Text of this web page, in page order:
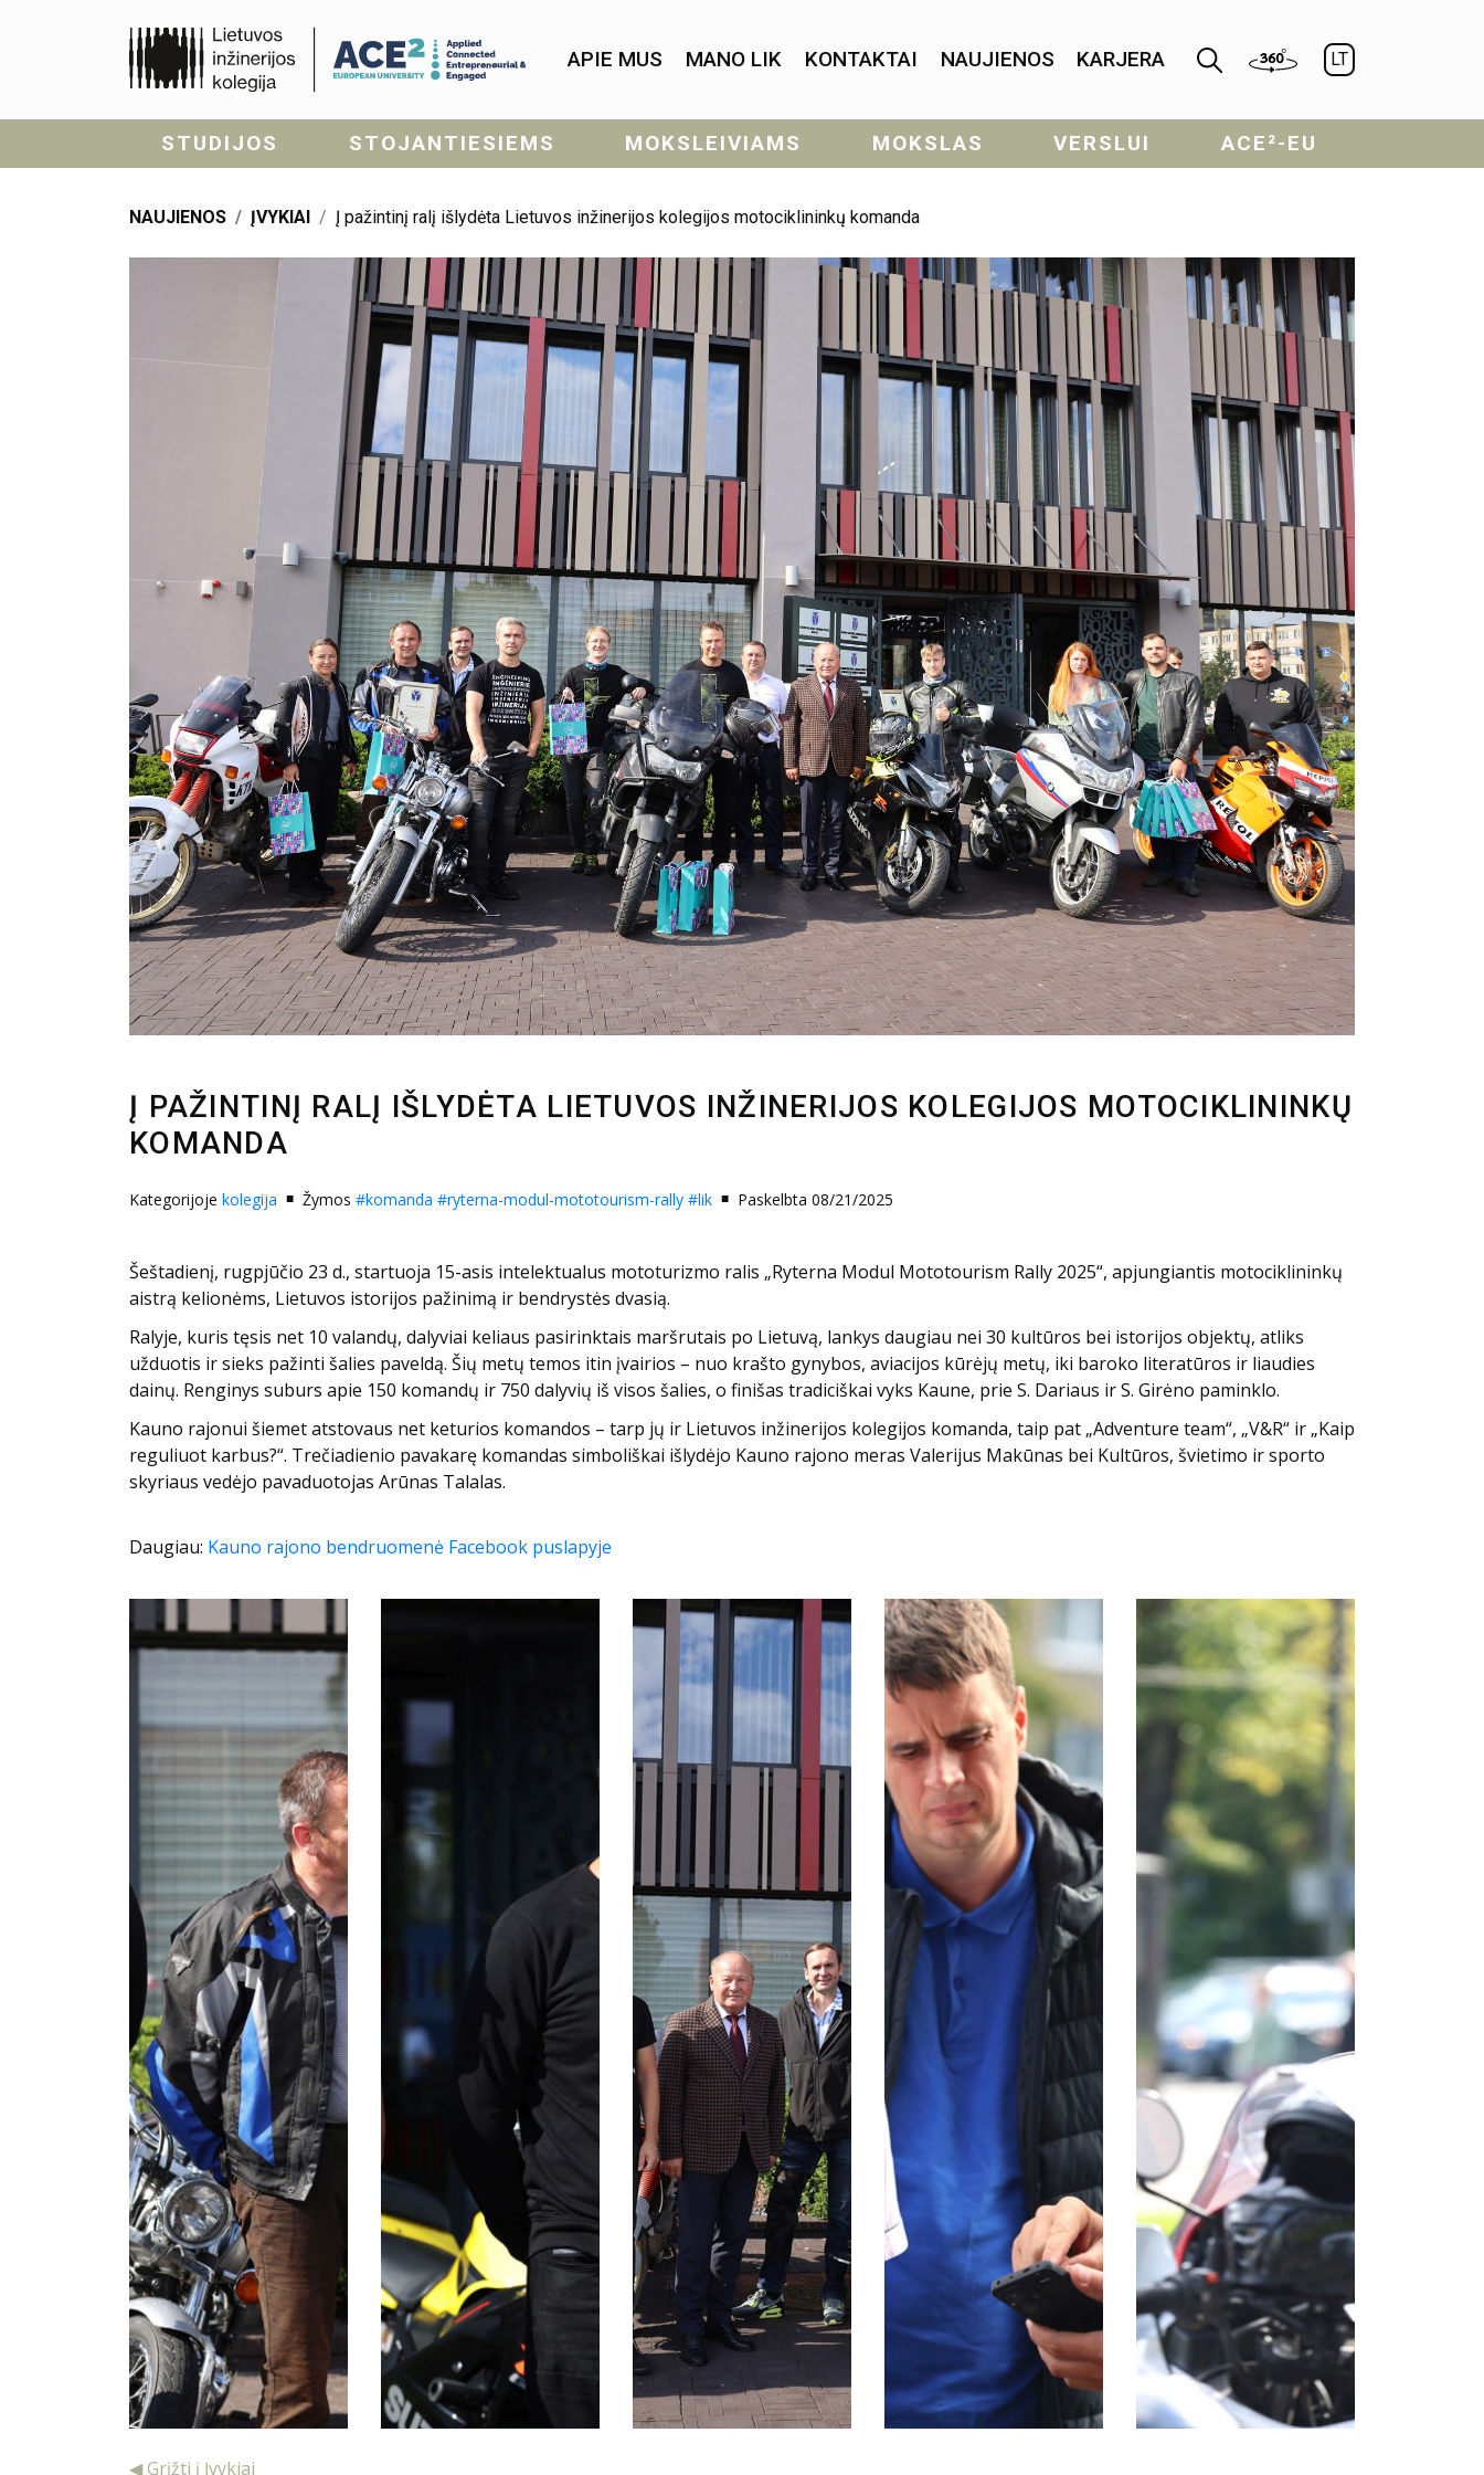
APIE MUS MANO LIK KONTAKTAI NAUJIENOS KARJERA LT
STUDIJOS STOJANTIESIEMS MOKSLEIVIAMS MOKSLAS VERSLUI ACE²-EU
NAUJIENOS ĮVYKIAI Į pažintinį ralį išlydėta Lietuvos inžinerijos kolegijos motociklininkų komanda
Į PAŽINTINĮ RALĮ IŠLYDĖTA LIETUVOS INŽINERIJOS KOLEGIJOS MOTOCIKLININKŲ
KOMANDA
Kategorijoje kolegija Žymos #komanda #ryterna-modul-mototourism-rally #lik Paskelbta 08/21/2025
Šeštadienį, rugpjūčio 23 d., startuoja 15-asis intelektualus mototurizmo ralis „Ryterna Modul Mototourism Rally 2025“, apjungiantis motociklininkų
aistrą kelionėms, Lietuvos istorijos pažinimą ir bendrystės dvasią.
Ralyje, kuris tęsis net 10 valandų, dalyviai keliaus pasirinktais maršrutais po Lietuvą, lankys daugiau nei 30 kultūros bei istorijos objektų, atliks
užduotis ir sieks pažinti šalies paveldą. Šių metų temos itin įvairios – nuo krašto gynybos, aviacijos kūrėjų metų, iki baroko literatūros ir liaudies
dainų. Renginys suburs apie 150 komandų ir 750 dalyvių iš visos šalies, o finišas tradiciškai vyks Kaune, prie S. Dariaus ir S. Girėno paminklo.
Kauno rajonui šiemet atstovaus net keturios komandos – tarp jų ir Lietuvos inžinerijos kolegijos komanda, taip pat „Adventure team“, „V&R“ ir „Kaip
reguliuot karbus?“. Trečiadienio pavakarę komandas simboliškai išlydėjo Kauno rajono meras Valerijus Makūnas bei Kultūros, švietimo ir sporto
skyriaus vedėjo pavaduotojas Arūnas Talalas.
Daugiau: Kauno rajono bendruomenė Facebook puslapyje
◀ Grįžti į Įvykiai